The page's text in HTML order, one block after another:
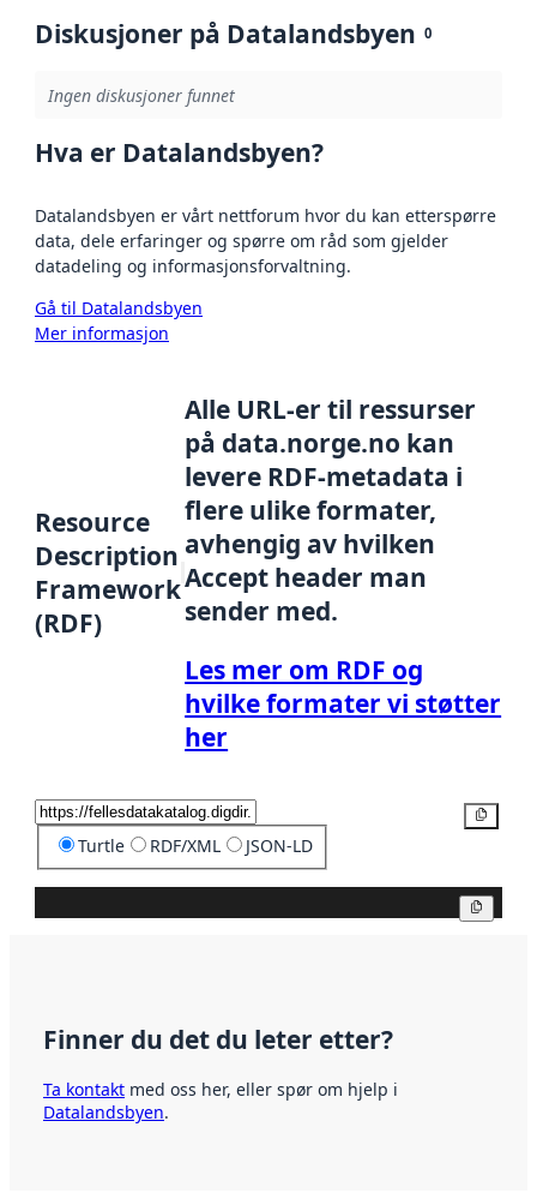
Diskusjoner på Datalandsbyen 0
Ingen diskusjoner funnet
Hva er Datalandsbyen?
Datalandsbyen er vårt nettforum hvor du kan etterspørre
data, dele erfaringer og spørre om råd som gjelder
datadeling og informasjonsforvaltning.
Gå til Datalandsbyen
Mer informasjon
Resource
Description
Framework
(RDF)
Alle URL-er til ressurser
på data.norge.no kan
levere RDF-metadata i
flere ulike formater,
avhengig av hvilken
Accept header man
sender med.
Les mer om RDF og
hvilke formater vi støtter
her
Turtle RDF/XML JSON-LD
Finner du det du leter etter?
Ta kontakt med oss her, eller spør om hjelp i
Datalandsbyen.